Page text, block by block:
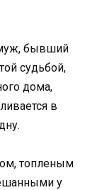
бывший
судьбой,
дома,
в
топленым
у